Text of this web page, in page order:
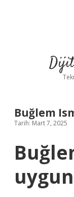
Buğlem
Tarih: Mart 7, 2025